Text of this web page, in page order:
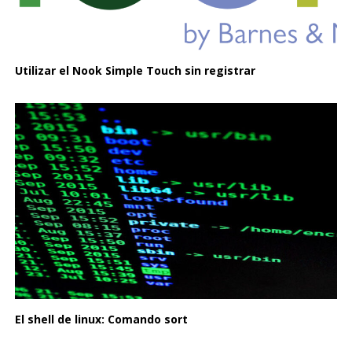
Utilizar el Nook Simple Touch sin registrar
El shell de linux: Comando sort